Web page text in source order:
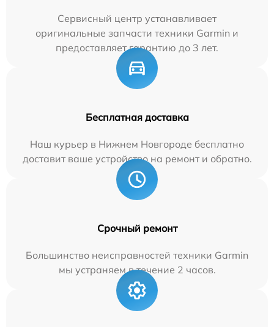
Сервисный центр устанавливает
оригинальные запчасти техники Garmin и
предоставляет гарантию до 3 лет.
Бесплатная доставка
Наш курьер в Нижнем Новгороде бесплатно
доставит ваше устройство на ремонт и обратно.
Срочный ремонт
Большинство неисправностей техники Garmin
мы устраняем в течение 2 часов.